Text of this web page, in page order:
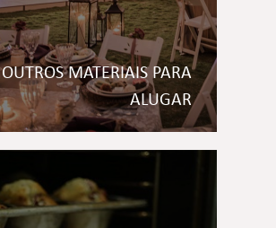
OUTROS MATERIAIS PARA
ALUGAR